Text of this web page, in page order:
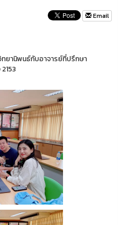
Email
ทยานิพนธ์กับอาจารย์ที่ปรึกษา